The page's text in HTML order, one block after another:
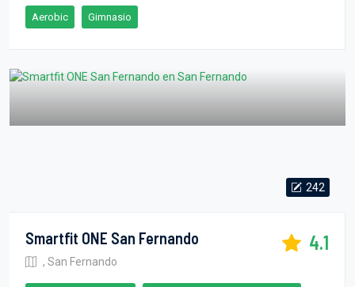
Aerobic Gimnasio
242
Smartfit ONE San Fernando
, San Fernando
4.1